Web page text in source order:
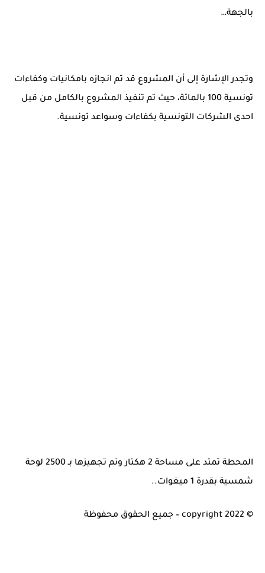
بالجهة…
وتجدر الإشارة إلى أن المشروع قد تم انجازه بامكانيات وكفاءات
تونسية 100 بالمائة، حيث تم تنفيذ المشروع بالكامل من قبل
احدى الشركات التونسية بكفاءات وسواعد تونسية.
المحطة تمتد على مساحة 2 هكتار وتم تجهيزها بـ 2500 لوحة
شمسية بقدرة 1 ميغوات..
© copyright 2022 – جميع الحقوق محفوظة